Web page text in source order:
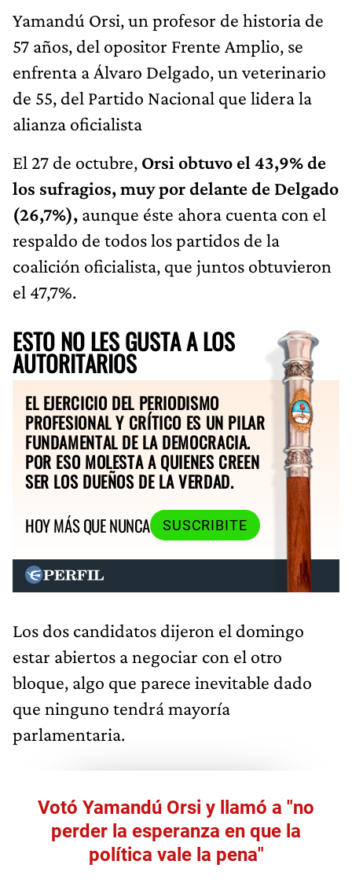
Yamandú Orsi, un profesor de historia de
57 años, del opositor Frente Amplio, se
enfrenta a Álvaro Delgado, un veterinario
de 55, del Partido Nacional que lidera la
alianza oficialista
El 27 de octubre, Orsi obtuvo el 43,9% de
los sufragios, muy por delante de Delgado
(26,7%), aunque éste ahora cuenta con el
respaldo de todos los partidos de la
coalición oficialista, que juntos obtuvieron
el 47,7%.
ESTO NO LES GUSTA A LOS
AUTORITARIOS
EL EJERCICIO DEL PERIODISMO
PROFESIONAL Y CRÍTICO ES UN PILAR
FUNDAMENTAL DE LA DEMOCRACIA.
POR ESO MOLESTA A QUIENES CREEN
SER LOS DUEÑOS DE LA VERDAD.
HOY MÁS QUE NUNCA
SUSCRIBITE
Los dos candidatos dijeron el domingo
estar abiertos a negociar con el otro
bloque, algo que parece inevitable dado
que ninguno tendrá mayoría
parlamentaria.
Votó Yamandú Orsi y llamó a "no
perder la esperanza en que la
política vale la pena"